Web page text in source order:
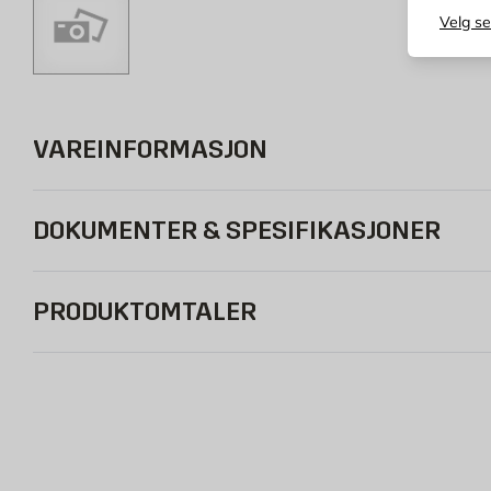
Velg
VAREINFORMASJON
DOKUMENTER & SPESIFIKASJONER
PRODUKTOMTALER